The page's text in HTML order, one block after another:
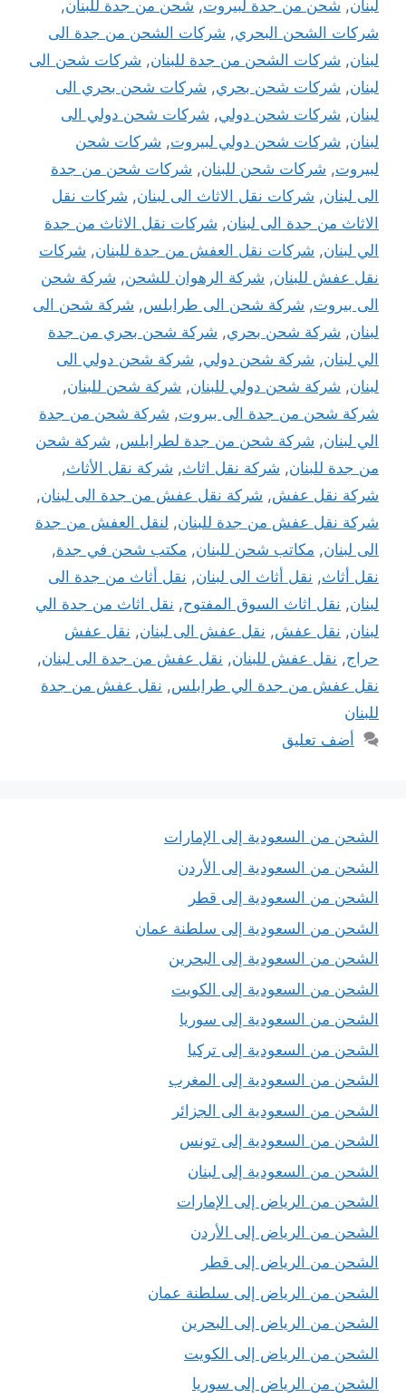
لبنان, شحن من جدة لبيروت, شحن من جدة للبنان,
شركات الشحن البحري, شركات الشحن من جدة الى
لبنان, شركات الشحن من جدة للبنان, شركات شحن الى
لبنان, شركات شحن بحري, شركات شحن بحري الى
لبنان, شركات شحن دولي, شركات شحن دولي الى
لبنان, شركات شحن دولي لبيروت, شركات شحن
لبيروت, شركات شحن للبنان, شركات شحن من جدة
الى لبنان, شركات نقل الاثاث الى لبنان, شركات نقل
الاثاث من جدة الى لبنان, شركات نقل الاثاث من جدة
الي لبنان, شركات نقل العفش من جدة للبنان, شركات
نقل عفش للبنان, شركة الرهوان للشحن, شركة شحن
الى بيروت, شركة شحن الى طرابلس, شركة شحن الى
لبنان, شركة شحن بحري, شركة شحن بحري من جدة
الي لبنان, شركة شحن دولي, شركة شحن دولي الى
لبنان, شركة شحن دولي للبنان, شركة شحن للبنان,
شركة شحن من جدة الى بيروت, شركة شحن من جدة
الي لبنان, شركة شحن من جدة لطرابلس, شركة شحن
من جدة للبنان, شركة نقل اثاث, شركة نقل الأثاث,
شركة نقل عفش, شركة نقل عفش من جدة الى لبنان,
شركة نقل عفش من جدة للبنان, لنقل العفش من جدة
الى لبنان, مكاتب شحن للبنان, مكتب شحن في جدة,
نقل أثاث, نقل أثاث الى لبنان, نقل أثاث من جدة الى
لبنان, نقل اثاث السوق المفتوح, نقل اثاث من جدة الي
لبنان, نقل عفش, نقل عفش الى لبنان, نقل عفش
حراج, نقل عفش للبنان, نقل عفش من جدة الى لبنان,
نقل عفش من جدة الي طرابلس, نقل عفش من جدة
للبنان
أضف تعليق
الشحن من السعودية إلى الإمارات
الشحن من السعودية إلى الأردن
الشحن من السعودية إلى قطر
الشحن من السعودية إلى سلطنة عمان
الشحن من السعودية إلى البحرين
الشحن من السعودية إلى الكويت
الشحن من السعودية إلى سوريا
الشحن من السعودية إلى تركيا
الشحن من السعودية إلى المغرب
الشحن من السعودية الى الجزائر
الشحن من السعودية إلى تونس
الشحن من السعودية إلى لبنان
الشحن من الرياض إلى الإمارات
الشحن من الرياض إلى الأردن
الشحن من الرياض إلى قطر
الشحن من الرياض إلى سلطنة عمان
الشحن من الرياض إلى البحرين
الشحن من الرياض إلى الكويت
الشحن من الرياض إلى سوريا